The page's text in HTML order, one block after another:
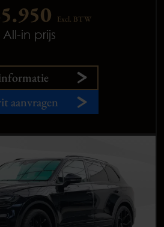
Excl. BTW
All-in prijs
aanvragen